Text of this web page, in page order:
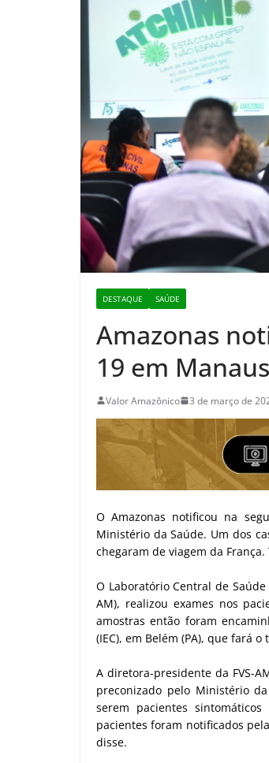
DESTAQUE SAÚDE
Amazonas
19 em Manaus
Valor Amazônico 3 de março de
O Amazonas notificou na
Ministério da Saúde. Um dos
chegaram de viagem da
O Laboratório Central de Saúde
AM), realizou exames nos
amostras então foram
(IEC), em Belém (PA), que fará
A diretora-presidente da FVS-
preconizado pelo Ministério
serem pacientes
pacientes foram notificados
disse.